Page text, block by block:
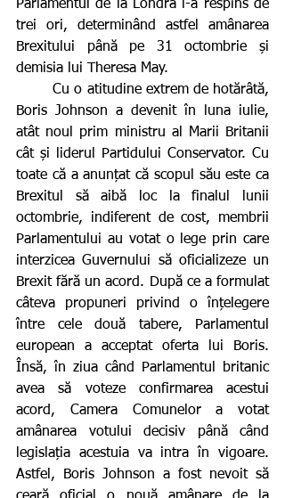
Parlamentul de la Londra l-a respins de
trei ori, determinând astfel amânarea
Brexitului până pe 31 octombrie și
demisia lui Theresa May.
        Cu o atitudine extrem de hotărâtă,
Boris Johnson a devenit în luna iulie,
atât noul prim ministru al Marii Britanii
cât și liderul Partidului Conservator. Cu
toate că a anunțat că scopul său este ca
Brexitul să aibă loc la finalul lunii
octombrie, indiferent de cost, membrii
Parlamentului au votat o lege prin care
interzicea Guvernului să oficializeze un
Brexit fără un acord. După ce a formulat
câteva propuneri privind o înțelegere
între cele două tabere, Parlamentul
european a acceptat oferta lui Boris.
Însă, în ziua când Parlamentul britanic
avea să voteze confirmarea acestui
acord, Camera Comunelor a votat
amânarea votului decisiv până când
legislația acestuia va intra în vigoare.
Astfel, Boris Johnson a fost nevoit să